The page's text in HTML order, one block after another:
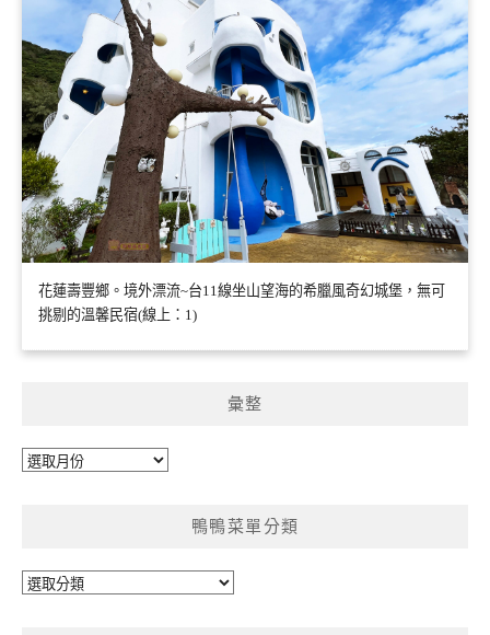
花蓮壽豐鄉。境外漂流~台11線坐山望海的希臘風奇幻城堡，無可
挑剔的溫馨民宿(線上：1)
彙整
彙
鴨鴨菜單分類
鴨